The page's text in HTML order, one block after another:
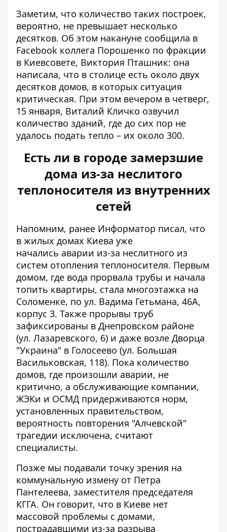
Заметим, что количество таких построек,
вероятно, не превышает несколько
десятков. Об этом накануне сообщила в
Facebook коллега Порошенко по фракции
в Киевсовете, Виктория Пташник: она
написала, что в столице есть около двух
десятков домов, в которых ситуация
критическая. При этом вечером в четверг,
15 января, Виталий Кличко озвучил
количество зданий, где до сих пор не
удалось подать тепло – их около 300.
Есть ли в городе замерзшие
дома из-за неслитого
теплоносителя из внутренних
сетей
Напомним, ранее Информатор писал, что
в жилых домах Киева уже
начались аварии из-за неслитного из
систем отопления теплоносителя. Первым
домом, где вода прорвала трубы и начала
топить квартиры, стала многоэтажка на
Соломенке, по ул. Вадима Гетьмана, 46А,
корпус 3. Также прорывы труб
зафиксированы в Днепровском районе
(ул. Лазаревского, 6) и даже возле Дворца
"Украина" в Голосеево (ул. Большая
Васильковская, 118). Пока количество
домов, где произошли аварии, не
критично, а обслуживающие компании,
ЖЭКи и ОСМД придерживаются норм,
установленных правительством,
вероятность повторения "Алчевской"
трагедии исключена, считают
специалисты.
Позже мы подавали точку зрения на
коммунальную измену от Петра
Пантелеева, заместителя председателя
КГГА. Он говорит, что в Киеве нет
массовой проблемы с домами,
пострадавшими из-за разрыва